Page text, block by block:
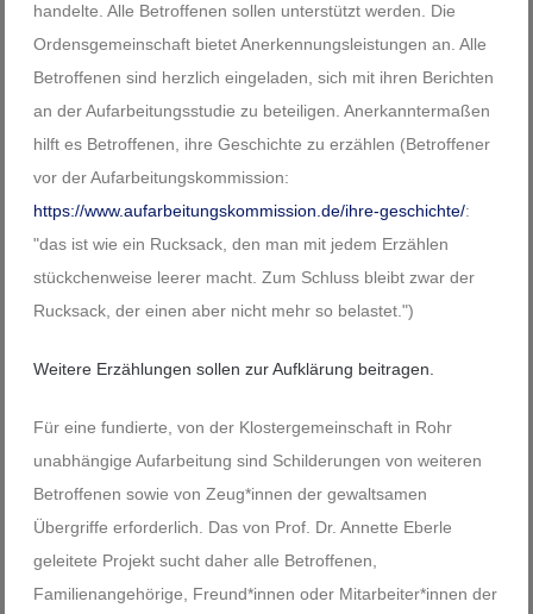
handelte. Alle Betroffenen sollen unterstützt werden. Die
Ordensgemeinschaft bietet Anerkennungsleistungen an. Alle
Betroffenen sind herzlich eingeladen, sich mit ihren Berichten
an der Aufarbeitungsstudie zu beteiligen. Anerkanntermaßen
hilft es Betroffenen, ihre Geschichte zu erzählen (Betroffener
vor der Aufarbeitungskommission:
https://www.aufarbeitungskommission.de/ihre-geschichte/:
"das ist wie ein Rucksack, den man mit jedem Erzählen
stückchenweise leerer macht. Zum Schluss bleibt zwar der
Rucksack, der einen aber nicht mehr so belastet.")
Weitere Erzählungen sollen zur Aufklärung beitragen.
Für eine fundierte, von der Klostergemeinschaft in Rohr
unabhängige Aufarbeitung sind Schilderungen von weiteren
Betroffenen sowie von Zeug*innen der gewaltsamen
Übergriffe erforderlich. Das von Prof. Dr. Annette Eberle
geleitete Projekt sucht daher alle Betroffenen,
Familienangehörige, Freund*innen oder Mitarbeiter*innen der